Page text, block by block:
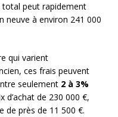
total peut rapidement
neuve à environ 241 000
qui varient
ces frais peuvent
seulement 2 à 3%
d’achat de 230 000 €,
de près de 11 500 €.